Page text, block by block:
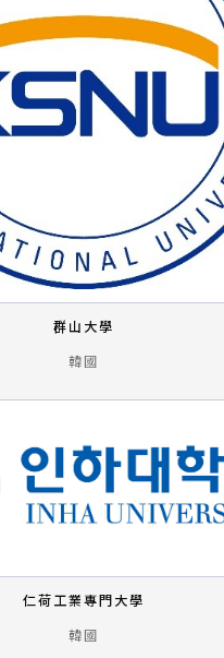
群山大學
韓國
仁荷工業專門大學
韓國